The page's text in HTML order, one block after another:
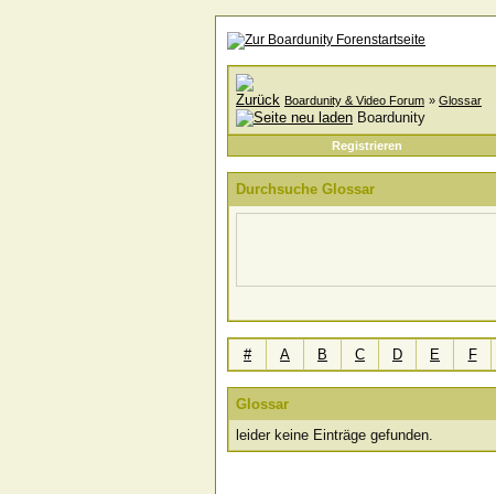
Boardunity & Video Forum » Glossar
Boardunity
Registrieren
Durchsuche Glossar
# A B C D E F
Glossar
leider keine Einträge gefunden.